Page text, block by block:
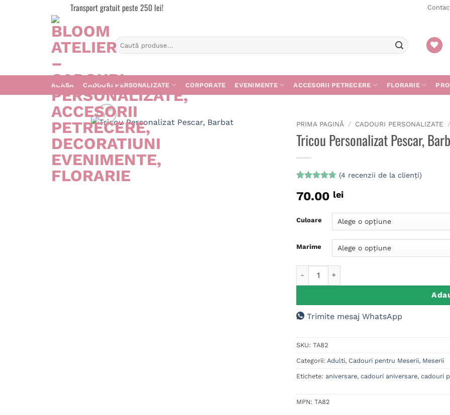
Transport gratuit peste 250 lei!
Caută
după:
ACASA CADOURI PERSONALIZATE CORPORATE EVENIMENTE ACCESORII PETRECERE FLORARIE
PRIMA PAGINĂ / CADOURI PERSONALIZATE /
Tricou Personalizat Pescar,
4.75din 5
pe baza a
la clienți
(4 recenzii de la clienți)
70.00 lei
Culoare
Marime
Trimite mesaj WhatsApp
SKU: TA82
Categorii: Adulti, Cadouri pentru Meserii, Meserii
Etichete: aniversare, cadouri aniversare, cadouri
MPN: TA82